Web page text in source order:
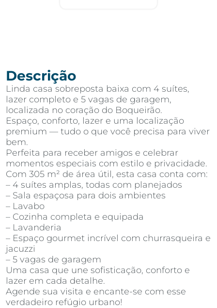
Descrição
Linda casa sobreposta baixa com 4 suítes,
lazer completo e 5 vagas de garagem,
localizada no coração do Boqueirão.
Espaço, conforto, lazer e uma localização
premium — tudo o que você precisa para viver
bem.
Perfeita para receber amigos e celebrar
momentos especiais com estilo e privacidade.
Com 305 m² de área útil, esta casa conta com:
– 4 suítes amplas, todas com planejados
– Sala espaçosa para dois ambientes
– Lavabo
– Cozinha completa e equipada
– Lavanderia
– Espaço gourmet incrível com churrasqueira e
jacuzzi
– 5 vagas de garagem
Uma casa que une sofisticação, conforto e
lazer em cada detalhe.
Agende sua visita e encante-se com esse
verdadeiro refúgio urbano!